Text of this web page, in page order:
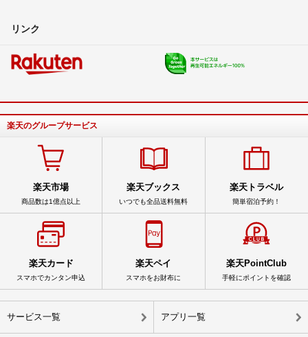
リンク
楽天のグループサービス
楽天市場
商品数は1億点以上
楽天ブックス
いつでも全品送料無料
楽天トラベル
簡単宿泊予約！
楽天カード
スマホでカンタン申込
楽天ペイ
スマホをお財布に
楽天PointClub
手軽にポイントを確認
サービス一覧 アプリ一覧